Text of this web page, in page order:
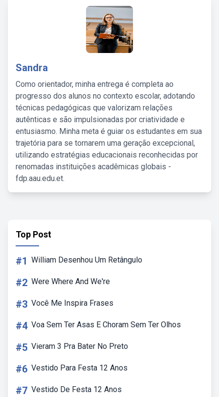
Sandra
Como orientador, minha entrega é completa ao
progresso dos alunos no contexto escolar, adotando
técnicas pedagógicas que valorizam relações
autênticas e são impulsionadas por criatividade e
entusiasmo. Minha meta é guiar os estudantes em sua
trajetória para se tornarem uma geração excepcional,
utilizando estratégias educacionais reconhecidas por
renomadas instituições acadêmicas globais -
fdp.aau.edu.et.
Top Post
#1 William Desenhou Um Retângulo
#2 Were Where And We're
#3 Você Me Inspira Frases
#4 Voa Sem Ter Asas E Choram Sem Ter Olhos
#5 Vieram 3 Pra Bater No Preto
#6 Vestido Para Festa 12 Anos
#7 Vestido De Festa 12 Anos